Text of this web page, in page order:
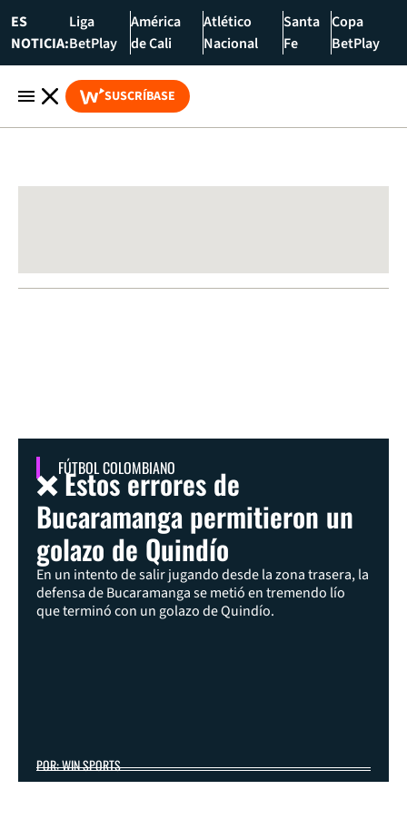
ES
NOTICIA:
Liga
BetPlay
América
de Cali
Atlético
Nacional
Santa
Fe
Copa
BetPlay
SUSCRÍBASE
FÚTBOL COLOMBIANO
❌ Estos errores de
Bucaramanga permitieron un
golazo de Quindío
En un intento de salir jugando desde la zona trasera, la
defensa de Bucaramanga se metió en tremendo lío
que terminó con un golazo de Quindío.
POR: WIN SPORTS